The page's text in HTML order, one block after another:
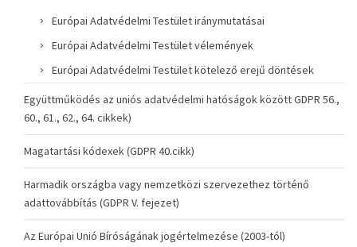
Európai Adatvédelmi Testület iránymutatásai
Európai Adatvédelmi Testület vélemények
Európai Adatvédelmi Testület kötelező erejű döntések
Együttműködés az uniós adatvédelmi hatóságok között GDPR 56.,
60., 61., 62., 64. cikkek)
Magatartási kódexek (GDPR 40.cikk)
Harmadik országba vagy nemzetközi szervezethez történő
adattovábbítás (GDPR V. fejezet)
Az Európai Unió Bíróságának jogértelmezése (2003-tól)